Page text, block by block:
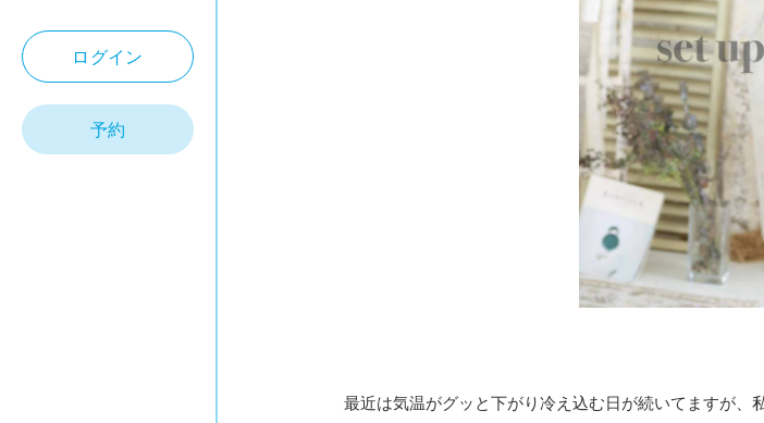
ログイン
予約
最近は気温がグッと下がり冷え込む日が続いてますが